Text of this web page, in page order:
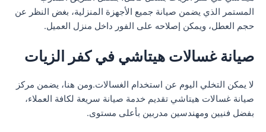
المستمر الذي يضمن صيانة جميع الأجهزة المنزلية، بغض النظر عن
حجم العطل، ويمكن إصلاحه على الفور داخل منزل العميل.
صيانة غسالات هيتاشي في كفر الزيات
لا يمكن التخلي اليوم عن استخدام الغسالات.ومن هنا، يضمن مركز
صيانة غسالات هيتاشي تقديم خدمة صيانة سريعة لكافة العملاء،
بفضل فنيين ومهندسين مدربين بأعلى مستوى.